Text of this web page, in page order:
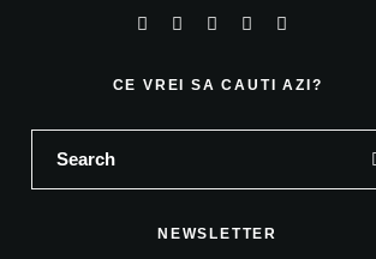
CE VREI SA CAUTI AZI?
NEWSLETTER